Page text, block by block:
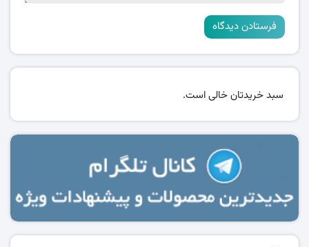
سبد خریدتان خالی است.